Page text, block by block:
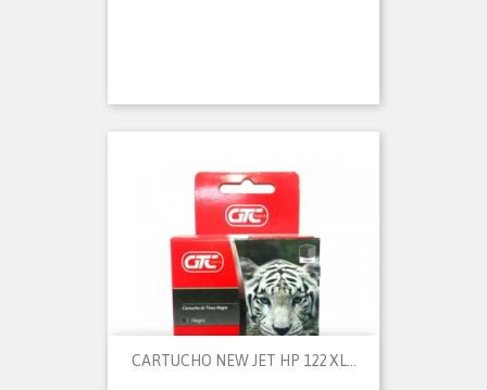
CARTUCHO NEW JET HP 122 XL...